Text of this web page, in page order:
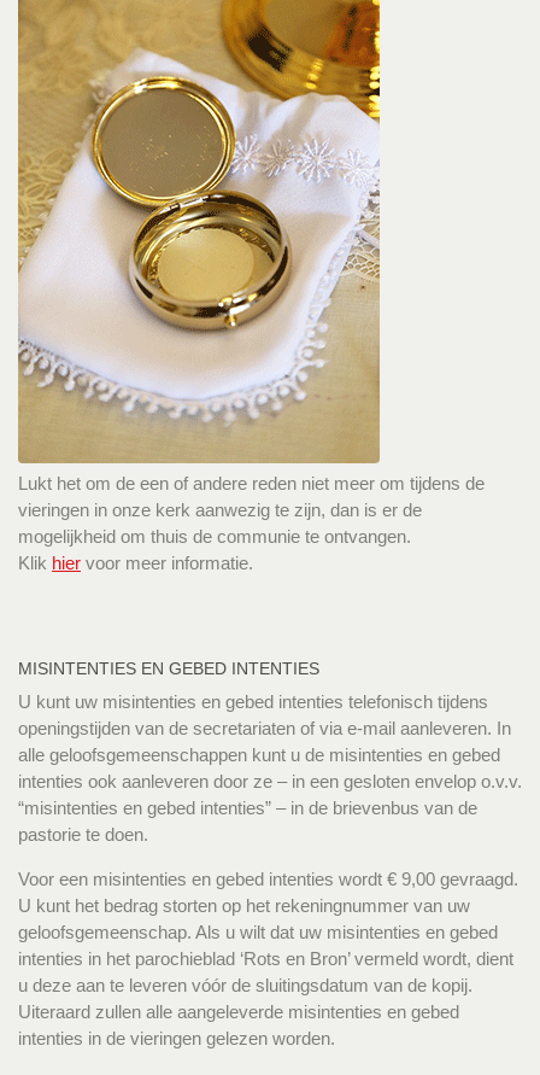
Lukt het om de een of andere reden niet meer om tijdens de
vieringen in onze kerk aanwezig te zijn, dan is er de
mogelijkheid om thuis de communie te ontvangen.
Klik hier voor meer informatie.
MISINTENTIES EN GEBED INTENTIES
U kunt uw misintenties en gebed intenties telefonisch tijdens
openingstijden van de secretariaten of via e-mail aanleveren. In
alle geloofsgemeenschappen kunt u de misintenties en gebed
intenties ook aanleveren door ze – in een gesloten envelop o.v.v.
“misintenties en gebed intenties” – in de brievenbus van de
pastorie te doen.
Voor een misintenties en gebed intenties wordt € 9,00 gevraagd.
U kunt het bedrag storten op het rekeningnummer van uw
geloofsgemeenschap. Als u wilt dat uw misintenties en gebed
intenties in het parochieblad ‘Rots en Bron’ vermeld wordt, dient
u deze aan te leveren vóór de sluitingsdatum van de kopij.
Uiteraard zullen alle aangeleverde misintenties en gebed
intenties in de vieringen gelezen worden.